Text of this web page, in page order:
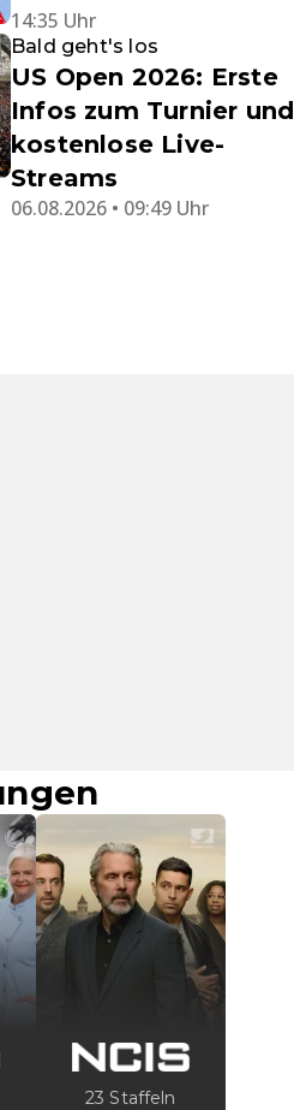
14:35 Uhr
Bald geht's los
US Open 2026: Erste
Infos zum Turnier und
kostenlose Live-
Streams
06.08.2026 • 09:49 Uhr
23 Staffeln